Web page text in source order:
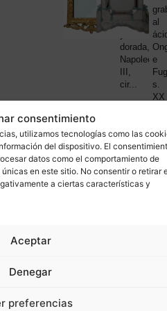
consentimiento
utilizamos tecnologías como las
del dispositivo. El
datos como el comportamiento de
en este sitio. No consentir o retirar
a ciertas características y
Aceptar
Denegar
preferencias
madera
dorada,
Napoleón
III,
cir...
al
e
s.
XX
Tocador
Art
Déco,
Pergamino,
DISEÑO
Y
MUEBLE